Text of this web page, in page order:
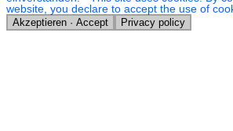
website, you declare to accept the use of
Akzeptieren · Accept Privacy policy